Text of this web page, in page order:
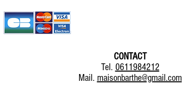
CONTACT
Tel. 0611984212
Mail. maisonbarthe@gmail.com